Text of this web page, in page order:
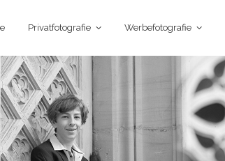
Privatfotografie Werbefotografie